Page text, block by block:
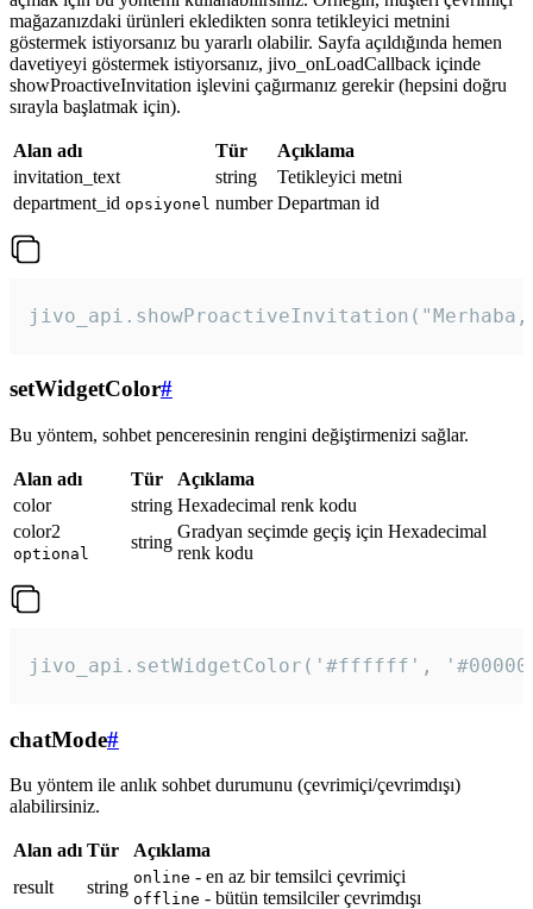
mağazanızdaki ürünleri ekledikten sonra tetikleyici metnini
göstermek istiyorsanız bu yararlı olabilir. Sayfa açıldığında hemen
davetiyeyi göstermek istiyorsanız, jivo_onLoadCallback içinde
showProactiveInvitation işlevini çağırmanız gerekir (hepsini doğru
sırayla başlatmak için).
Alan adı Tür
Açıklama
invitation_text
string
Tetikleyici metni
department_id opsiyonel number Departman id
setWidgetColor#
Bu yöntem, sohbet penceresinin rengini değiştirmenizi sağlar.
Alan adı Tür
Açıklama
color
string Hexadecimal renk kodu
color2
optional
string
Gradyan seçimde geçiş için Hexadecimal
renk kodu
jivo_api.setWidgetColor('#ffffff',
chatMode#
Bu yöntem ile anlık sohbet durumunu (çevrimiçi/çevrimdışı)
alabilirsiniz.
Alan adı Tür
Açıklama
result
string online - en az bir temsilci çevrimiçi
offline - bütün temsilciler çevrimdışı